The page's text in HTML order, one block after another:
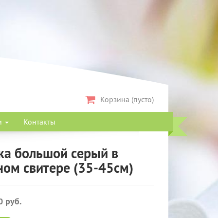
Корзина (пусто)
Контакты
большой серый в
свитере (35-45см)
руб.